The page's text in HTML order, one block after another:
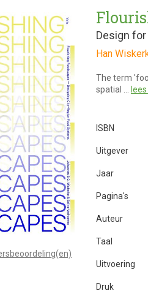
Design
Han
The term
spatial …
ISBN
Uitgever
Jaar
Pagina's
Auteur
Taal
Uitvoering
Druk